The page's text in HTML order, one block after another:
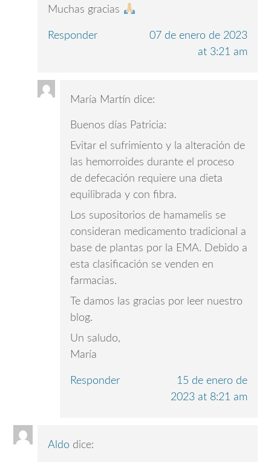
Muchas gracias
Responder
07 de enero de 2023
at 3:21 am
María Martín dice:
Buenos días Patricia:
Evitar el sufrimiento y la alteración de
las hemorroides durante el proceso
de defecación requiere una dieta
equilibrada y con fibra.
Los supositorios de hamamelis se
consideran medicamento tradicional a
base de plantas por la EMA. Debido a
esta clasificación se venden en
farmacias.
Te damos las gracias por leer nuestro
blog.
Un saludo,
María
Responder
15 de enero de
2023 at 8:21 am
Aldo dice: